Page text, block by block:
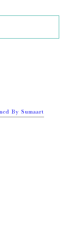
By Sumaart